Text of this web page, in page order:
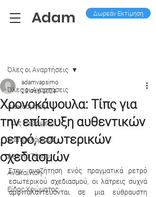
Adam Δωρεάν Εκτίμηση
Όλες οι Aναρτήσεις
Διακόσμηση
Πως να βάψεις;
Σπατουλάρισμα
Δελτία Τύπου
Ανακαίνιση
Είδος Χρώματος
Όλες οι Aναρτήσεις
Χρονοκάψουλα: Τίπς για
την επίτευξη αυθεντικών
ρετρό, εσωτερικών
σχεδιασμών
adamvapsimo
23 Φεβ 2024
Στην αναζήτηση ενός πραγματικά ρετρό
εσωτερικού σχεδιασμού, οι λάτρεις συχνά
αμφιταλαντεύονται σε μια εύθραυστη